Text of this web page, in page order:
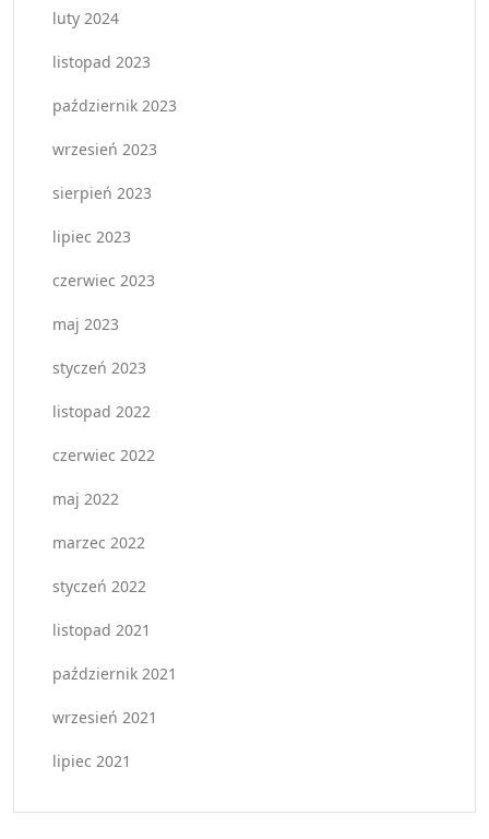
luty 2024
listopad 2023
październik 2023
wrzesień 2023
sierpień 2023
lipiec 2023
czerwiec 2023
maj 2023
styczeń 2023
listopad 2022
czerwiec 2022
maj 2022
marzec 2022
styczeń 2022
listopad 2021
październik 2021
wrzesień 2021
lipiec 2021